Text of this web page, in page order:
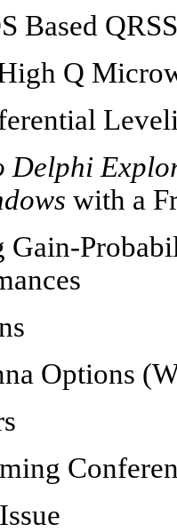
Based
Q
Delphi
with a
Gain-
Options